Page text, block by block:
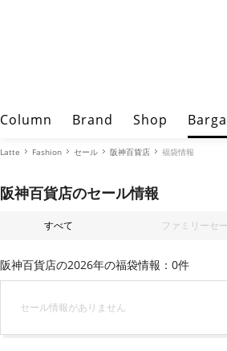
Column Brand Shop
Latte Fashion セール 阪神百貨店 福袋情報
阪神百貨店のセール情報
すべて ファミリーセ
阪神百貨店の2026年の福袋情報：0件
セール情報がありません